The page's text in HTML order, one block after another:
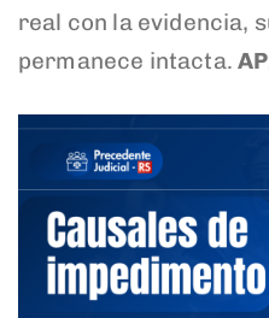
real con la evidencia,
permanece intacta.